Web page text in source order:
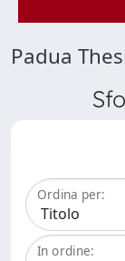
Padua
Ordina per:
In ordine: